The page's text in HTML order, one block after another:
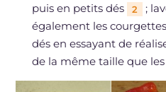
puis en petits dés
2
;
également les
dés en essayant de
de la même taille que